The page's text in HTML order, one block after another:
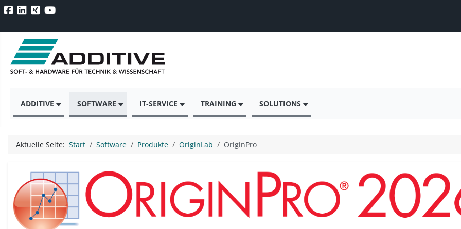
ADDITIVE SOFTWARE IT-SERVICE TRAINING SOLUTIONS
Aktuelle Seite:Start Software Produkte OriginLab OriginPro